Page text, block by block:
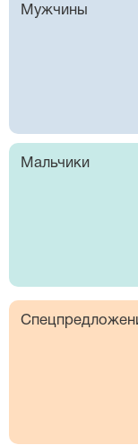
Мужчины
Мальчики